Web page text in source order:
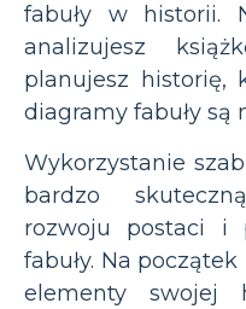
fabuły w historii.
analizujesz
planujesz historię,
diagramy fabuły są
Wykorzystanie
bardzo
rozwoju postaci i
fabuły. Na
elementy